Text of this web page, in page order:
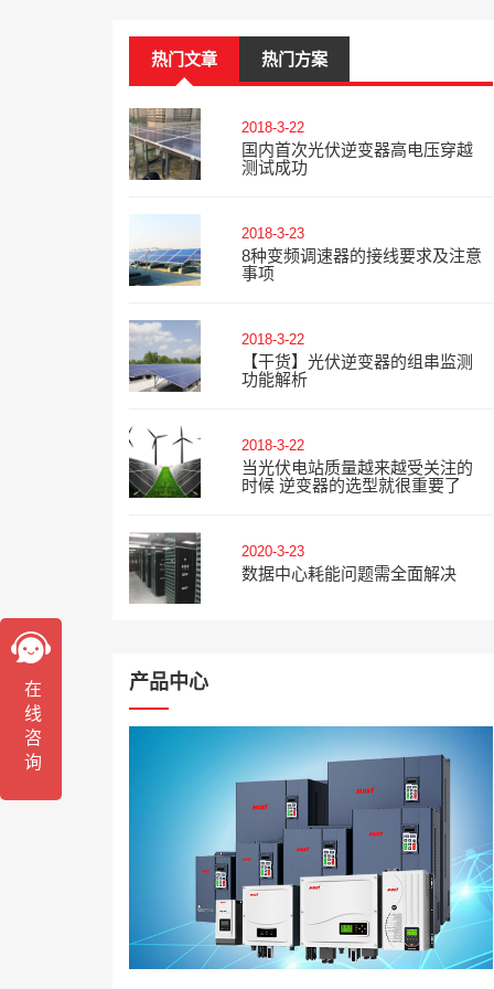
热门文章 热门方案
2018-3-22
国内首次光伏逆变器高电压穿越
测试成功
2018-3-23
8种变频调速器的接线要求及注意
事项
2018-3-22
【干货】光伏逆变器的组串监测
功能解析
2018-3-22
当光伏电站质量越来越受关注的
时候 逆变器的选型就很重要了
2020-3-23
数据中心耗能问题需全面解决
产品中心
在线咨询